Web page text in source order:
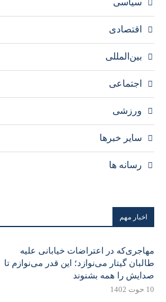
سیاسی
اقتصادی
بین‌المللی
اجتماعی
ورزشی
سایر خبرها
رسانه ها
اخبار مهم
مهاجری‌که در اعتراضات خیابانی علیه
طالبان گیتار می‌نوازد؛ این قدر می‌نوازم تا
صدایش را همه بشنوند
10 حوت 1402